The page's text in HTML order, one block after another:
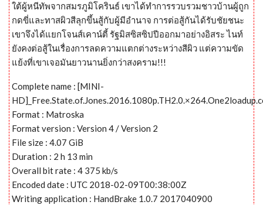
ใต้ผู้หนีทัพจากสมรภูมิโครินธ์ เขาได้ทำการรวบรวมชาวบ้านผู้ถูก
กดขี่และทาสผิวสีลุกขึ้นสู้กับผู้มีอำนาจ การต่อสู้กันได้รับชัยชนะ
เขาจึงได้แยกโจนส์เคาน์ตี้ รัฐมิสซิสซิปปีออกมาอย่างอิสระ ไนท์
ยังคงต่อสู้ในเรื่องการลดความแตกต่างระหว่างสีผิว แต่ความขัด
แย้งที่เขาเจอมันยาวนานยิ่งกว่าสงคราม!!!
Complete name : [MINI-
Format : Matroska
Format version : Version 4 / Version 2
File size : 4.07 GiB
Duration : 2 h 13 min
Overall bit rate : 4 375 kb/s
Encoded date : UTC 2018-02-09T00:38:00Z
Writing application : HandBrake 1.0.7 2017040900